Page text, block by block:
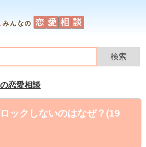
恋愛相談
ックしないのはなぜ？(19